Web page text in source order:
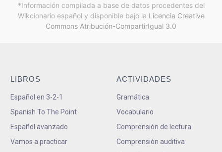
*Información compilada a base de datos procedentes del
Wikcionario español y disponible bajo la Licencia Creative
Commons Atribución-CompartirIgual 3.0
LIBROS
Español en 3-2-1
Spanish To The Point
Español avanzado
Vamos a practicar
ACTIVIDADES
Gramática
Vocabulario
Comprensión de lectura
Comprensión auditiva